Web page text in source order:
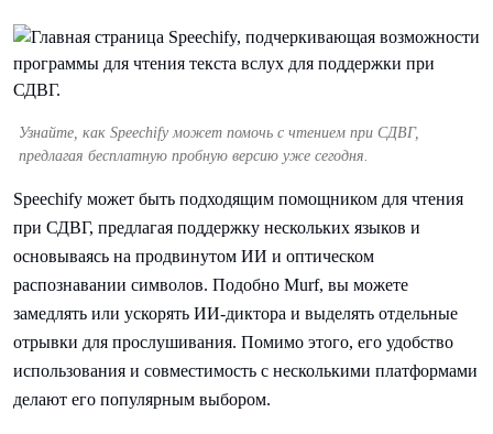
Узнайте, как Speechify может помочь с чтением при СДВГ,
предлагая бесплатную пробную версию уже сегодня.
Speechify может быть подходящим помощником для чтения
при СДВГ, предлагая поддержку нескольких языков и
основываясь на продвинутом ИИ и оптическом
распознавании символов. Подобно Murf, вы можете
замедлять или ускорять ИИ-диктора и выделять отдельные
отрывки для прослушивания. Помимо этого, его удобство
использования и совместимость с несколькими платформами
делают его популярным выбором.